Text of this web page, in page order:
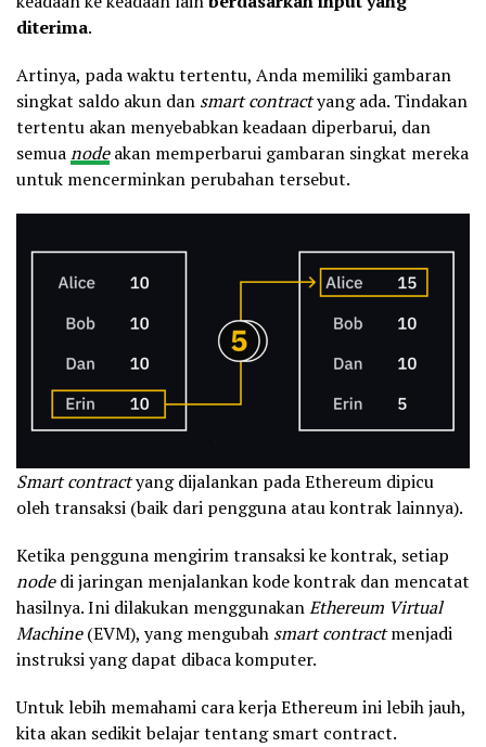
diterima.
Artinya, pada waktu tertentu, Anda memiliki gambaran
singkat saldo akun dan smart contractyang ada. Tindakan
tertentu akan menyebabkan keadaan diperbarui, dan
semuanodeakan memperbarui gambaran singkat mereka
untuk mencerminkan perubahan tersebut.
Smart contractyang dijalankan pada Ethereum dipicu
oleh transaksi (baik dari pengguna atau kontrak lainnya).
Ketika pengguna mengirim transaksi ke kontrak, setiap
nodedi jaringan menjalankan kode kontrak dan mencatat
hasilnya. Ini dilakukan menggunakanEthereum Virtual
Machine(EVM), yang mengubah smart contractmenjadi
instruksi yang dapat dibaca komputer.
Untuk lebih memahami cara kerja Ethereum ini lebih jauh,
kita akan sedikit belajar tentang smart contract.